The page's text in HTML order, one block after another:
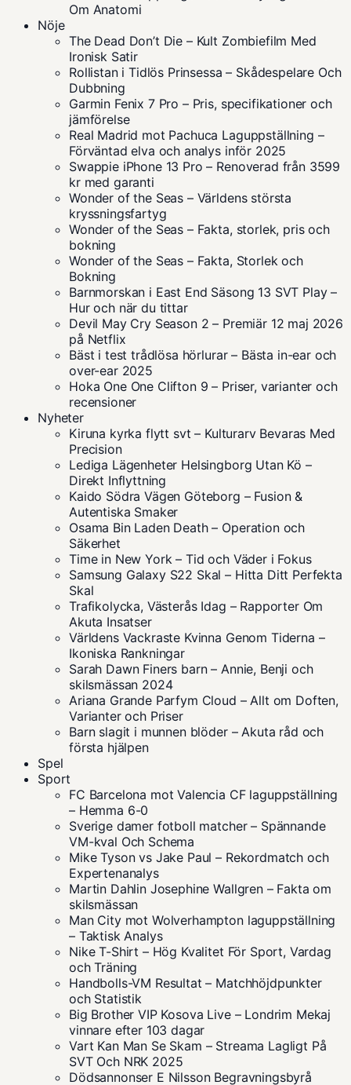
Om Anatomi
Nöje
The Dead Don’t Die – Kult Zombiefilm Med
Ironisk Satir
Rollistan i Tidlös Prinsessa – Skådespelare Och
Dubbning
Garmin Fenix 7 Pro – Pris, specifikationer och
jämförelse
Real Madrid mot Pachuca Laguppställning –
Förväntad elva och analys inför 2025
Swappie iPhone 13 Pro – Renoverad från 3599
kr med garanti
Wonder of the Seas – Världens största
kryssningsfartyg
Wonder of the Seas – Fakta, storlek, pris och
bokning
Wonder of the Seas – Fakta, Storlek och
Bokning
Barnmorskan i East End Säsong 13 SVT Play –
Hur och när du tittar
Devil May Cry Season 2 – Premiär 12 maj 2026
på Netflix
Bäst i test trådlösa hörlurar – Bästa in-ear och
over-ear 2025
Hoka One One Clifton 9 – Priser, varianter och
recensioner
Nyheter
Kiruna kyrka flytt svt – Kulturarv Bevaras Med
Precision
Lediga Lägenheter Helsingborg Utan Kö –
Direkt Inflyttning
Kaido Södra Vägen Göteborg – Fusion &
Autentiska Smaker
Osama Bin Laden Death – Operation och
Säkerhet
Time in New York – Tid och Väder i Fokus
Samsung Galaxy S22 Skal – Hitta Ditt Perfekta
Skal
Trafikolycka, Västerås Idag – Rapporter Om
Akuta Insatser
Världens Vackraste Kvinna Genom Tiderna –
Ikoniska Rankningar
Sarah Dawn Finers barn – Annie, Benji och
skilsmässan 2024
Ariana Grande Parfym Cloud – Allt om Doften,
Varianter och Priser
Barn slagit i munnen blöder – Akuta råd och
första hjälpen
Spel
Sport
FC Barcelona mot Valencia CF laguppställning
– Hemma 6-0
Sverige damer fotboll matcher – Spännande
VM-kval Och Schema
Mike Tyson vs Jake Paul – Rekordmatch och
Expertenanalys
Martin Dahlin Josephine Wallgren – Fakta om
skilsmässan
Man City mot Wolverhampton laguppställning
– Taktisk Analys
Nike T-Shirt – Hög Kvalitet För Sport, Vardag
och Träning
Handbolls-VM Resultat – Matchhöjdpunkter
och Statistik
Big Brother VIP Kosova Live – Londrim Mekaj
vinnare efter 103 dagar
Vart Kan Man Se Skam – Streama Lagligt På
SVT Och NRK 2025
Dödsannonser E Nilsson Begravningsbyrå